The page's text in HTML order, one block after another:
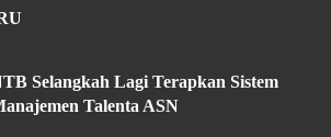
Selangkah Lagi Terapkan Sistem
Talenta ASN